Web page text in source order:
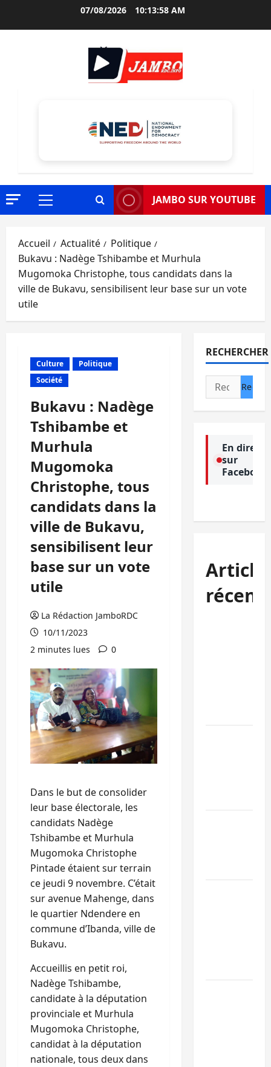
07/08/2026 10:13:59 AM
Menu
JAMBO SUR YOUTUBE
Accueil Actualité
Politique
Bukavu : Nadège Tshibambe et Murhula
Mugomoka Christophe, tous candidats dans la
ville de Bukavu, sensibilisent leur base sur un vote
utile
Culture
Politique
Société
Bukavu : Nadège
Tshibambe et
Murhula
Mugomoka
Christophe, tous
candidats dans la
ville de Bukavu,
sensibilisent leur
base sur un vote
utile
La Rédaction JamboRDC
10/11/2023
2 minutes lues
0
Dans le but de consolider
leur base électorale, les
candidats Nadège
Tshibambe et Murhula
Mugomoka Christophe
Pintade étaient sur terrain
ce jeudi 9 novembre. C’était
sur avenue Mahenge, dans
le quartier Ndendere en
commune d’Ibanda, ville de
Bukavu.
Accueillis en petit roi,
Nadège Tshibambe,
candidate à la députation
provinciale et Murhula
Mugomoka Christophe,
candidat à la députation
nationale, tous deux dans
RECHERCHER
Rechercher :
En direct
sur
Facebook